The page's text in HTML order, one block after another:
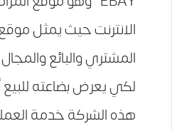
الانترنت حيث يمثل
المشتري والبائع
لكي يعرض بضاعته للبيع
هذه الشركة خدمة